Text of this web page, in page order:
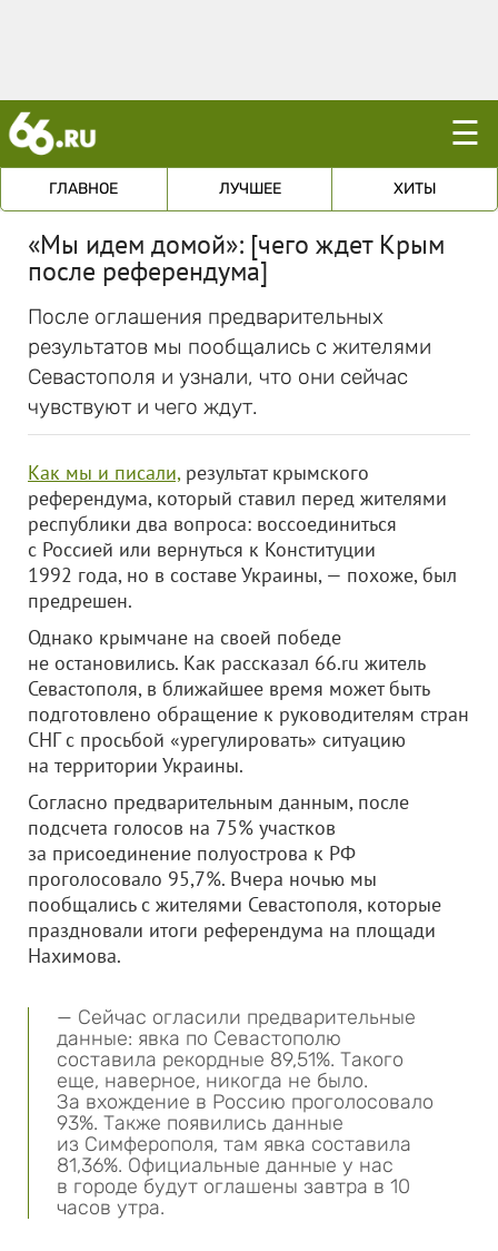
☰
ГЛАВНОЕ ЛУЧШЕЕ ХИТЫ
«Мы идем домой»: [чего ждет Крым
после референдума]
После оглашения предварительных
результатов мы пообщались с жителями
Севастополя и узнали, что они сейчас
чувствуют и чего ждут.
Как мы и писали,результат крымского
референдума, который ставил перед жителями
республики два вопроса: воссоединиться
с Россией или вернуться к Конституции
1992 года, но в составе Украины, — похоже, был
предрешен.
Однако крымчане на своей победе
не остановились. Как рассказал 66.ru житель
Севастополя, в ближайшее время может быть
подготовлено обращение к руководителям стран
СНГ с просьбой «урегулировать» ситуацию
на территории Украины.
Согласно предварительным данным, после
подсчета голосов на 75% участков
за присоединение полуострова к РФ
проголосовало 95,7%. Вчера ночью мы
пообщались с жителями Севастополя, которые
праздновали итоги референдума на площади
Нахимова.
— Сейчас огласили предварительные
данные: явка по Севастополю
составила рекордные 89,51%. Такого
еще, наверное, никогда не было.
За вхождение в Россию проголосовало
93%. Также появились данные
из Симферополя, там явка составила
81,36%. Официальные данные у нас
в городе будут оглашены завтра в 10
часов утра.